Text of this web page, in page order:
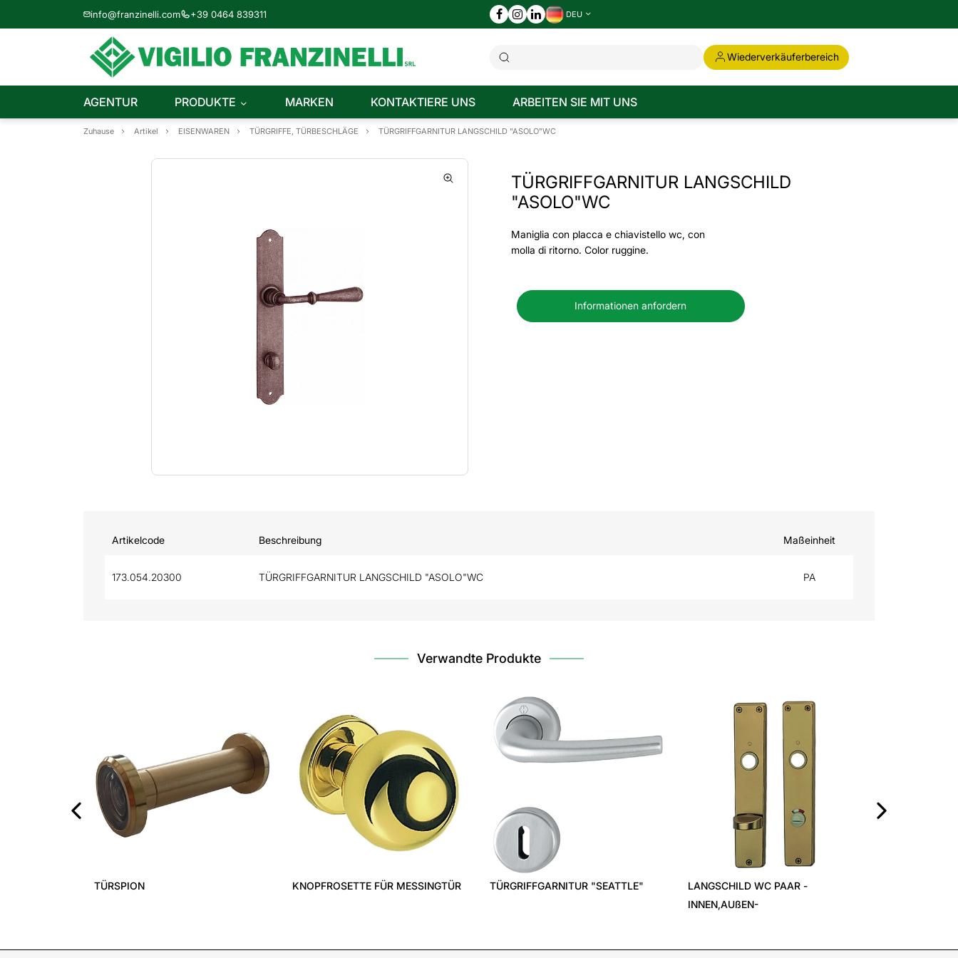
info@franzinelli.com +39 0464 839311 DEU
Wiederverkäuferbereich
AGENTUR PRODUKTE MARKEN KONTAKTIERE UNS ARBEITEN SIE MIT UNS
Zuhause Artikel EISENWAREN TÜRGRIFFE, TÜRBESCHLÄGE TÜRGRIFFGARNITUR LANGSCHILD "ASOLO"WC
TÜRGRIFFGARNITUR LANGSCHILD
"ASOLO"WC
Maniglia con placca e chiavistello wc, con
molla di ritorno. Color ruggine.
Informationen anfordern
Artikelcode Beschreibung Maßeinheit
173.054.20300 TÜRGRIFFGARNITUR LANGSCHILD "ASOLO"WC PA
Verwandte Produkte
TÜRSPION KNOPFROSETTE FÜR MESSINGTÜR TÜRGRIFFGARNITUR "SEATTLE"
LANGSCHILD WC PAAR -
INNEN,AUßEN-